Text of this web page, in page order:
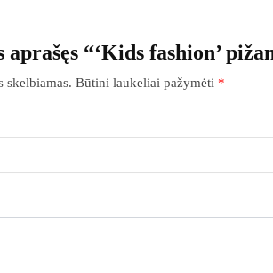
“‘Kids fashion’
skelbiamas. Būtini laukeliai pažymėti *